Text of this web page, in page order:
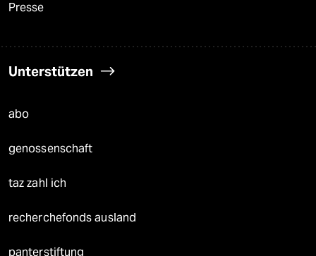
Presse
Unterstützen
abo
genossenschaft
taz zahl ich
recherchefonds ausland
panterstiftung